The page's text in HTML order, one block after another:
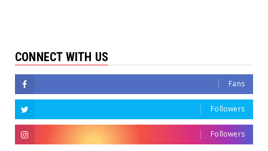
CONNECT WITH US
Fans
Followers
Followers